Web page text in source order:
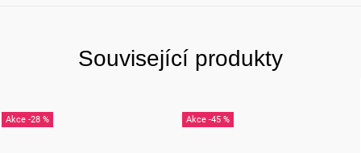
Související produkty
-28 % -45 %